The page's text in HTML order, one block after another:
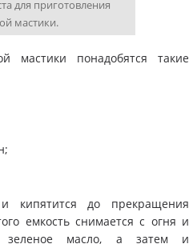
для приготовления
мастики.
мастики понадобятся такие
кипятится до прекращения
емкость снимается с огня и
зеленое масло, а затем и